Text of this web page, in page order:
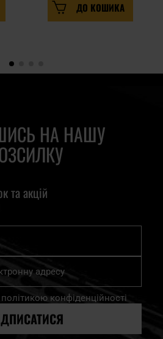
ДО КОШИКА
НА НАШУ
та акцій
політикою конфіденційності